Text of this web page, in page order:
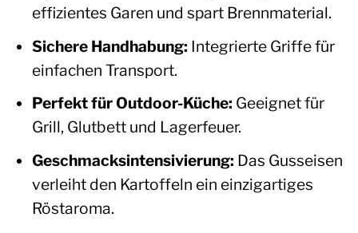
effizientes Garen und spart Brennmaterial.
Sichere Handhabung: Integrierte Griffe für
einfachen Transport.
Perfekt für Outdoor-Küche: Geeignet für
Grill, Glutbett und Lagerfeuer.
Geschmacksintensivierung: Das Gusseisen
verleiht den Kartoffeln ein einzigartiges
Röstaroma.